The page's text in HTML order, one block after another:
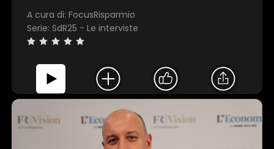
A cura di: FocusRisparmio
Serie: SdR25 - Le interviste